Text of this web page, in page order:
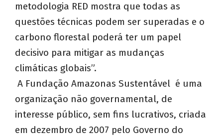
metodologia RED mostra que todas as
questões técnicas podem ser superadas e o
carbono florestal poderá ter um papel
decisivo para mitigar as mudanças
climáticas globais”.
A Fundação Amazonas Sustentável é uma
organização não governamental, de
interesse público, sem fins lucrativos, criada
em dezembro de 2007 pelo Governo do